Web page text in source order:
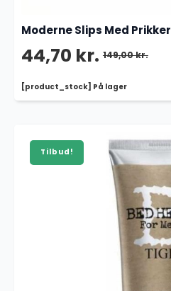
[product_stock] På lager
Moderne Slips Med Prikker
149,00kr.
Den
oprindelige
var:
149,00 kr..
44,70 kr.
Den
aktuelle
er:
44,70 kr..
Tilbud!